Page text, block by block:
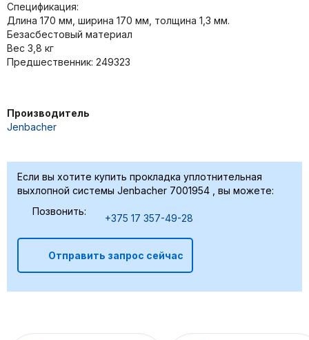
Спецификация:
Длина 170 мм, ширина 170 мм, толщина 1,3 мм.
Безасбестовый материал
Вес 3,8 кг
Предшественник: 249323
Производитель
Jenbacher
Если вы хотите купить прокладка уплотнительная
выхлопной системы Jenbacher 7001954 , вы можете:
Позвонить:
+375 17 357-49-28
Отправить запрос сейчас